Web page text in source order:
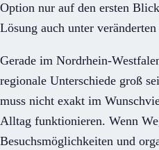
Option nur auf den ersten
Lösung auch unter
Gerade im Nordrhein-
regionale Unterschiede groß
muss nicht exakt im
Alltag funktionieren. Wenn
Besuchsmöglichkeiten und